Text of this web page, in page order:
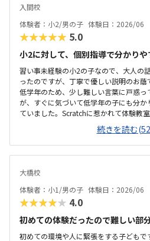
入間校
体験者：小2/男の子 体験日：2026/06
★★★★★ 5.0
小2に対して、個別指導で分かり
習い事未経験の小2の子なので、大人の
ったのですが、丁寧で優しい説明のお蔭
低学年のため、少し難しい言葉に戸惑
が、すぐに気づいて低学年の子にも分
ていました。Scratchに惹かれて体験教
やmicro:bitにも興味を示していました。
の事ではなく、手元のセンサーや物を動
掴めてよいと思いました。駅から徒歩
かりやすく、駐車場も十分にあるよう
掘りごたつなので正座をしないでいいの
集中できそうでした。他の習い事と比較
思いますが、追加で購入し...
続きを読む
大橋校
体験者：小1/男の子 体験日：2026/06
★★★★★ 4.0
初めての体験だったので難しい部
初めての環境や人に緊張をする子ども